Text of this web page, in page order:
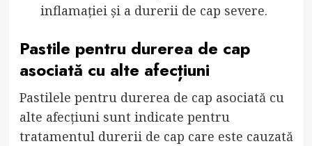
inflamației și a durerii de cap severe.
Pastile pentru durerea de cap
asociată cu alte afecțiuni
Pastilele pentru durerea de cap asociată cu
alte afecțiuni sunt indicate pentru
tratamentul durerii de cap care este cauzată